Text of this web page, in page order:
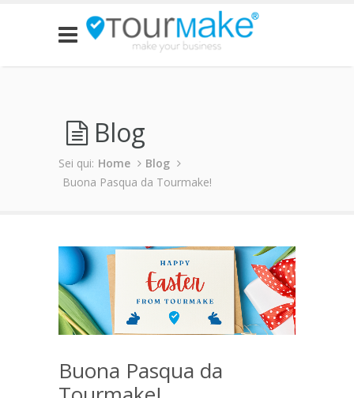
Blog
Sei qui: Home
Blog
Buona Pasqua da Tourmake!
Buona Pasqua da